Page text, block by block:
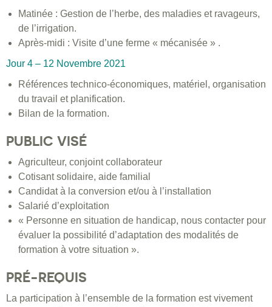
Matinée : Gestion de l’herbe, des maladies et ravageurs,
de l’irrigation.
Après-midi : Visite d’une ferme « mécanisée » .
Jour 4 – 12 Novembre 2021
Références technico-économiques, matériel, organisation
du travail et planification.
Bilan de la formation.
PUBLIC VISÉ
Agriculteur, conjoint collaborateur
Cotisant solidaire, aide familial
Candidat à la conversion et/ou à l’installation
Salarié d’exploitation
« Personne en situation de handicap, nous contacter pour
évaluer la possibilité d’adaptation des modalités de
formation à votre situation ».
PRÉ-REQUIS
La participation à l’ensemble de la formation est vivement